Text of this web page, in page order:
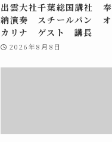
出雲大社千葉総国講社 奉
納演奏 スチールパン オ
カリナ ゲスト 講長
2026年8月8日